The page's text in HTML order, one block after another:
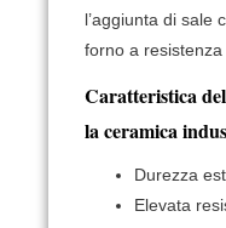
l’aggiunta di sale
forno a resistenza
Caratteristica
la ceramica
Durezza
Elevata